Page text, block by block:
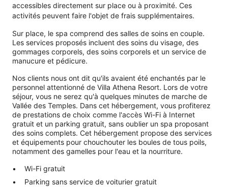
accessibles directement sur place ou à proximité. Ces
activités peuvent faire l'objet de frais supplémentaires.
Sur place, le spa comprend des salles de soins en couple.
Les services proposés incluent des soins du visage, des
gommages corporels, des soins corporels et un service de
manucure et pédicure.
Nos clients nous ont dit qu'ils avaient été enchantés par le
personnel attentionné de Villa Athena Resort. Lors de votre
séjour, vous ne serez qu'à quelques minutes de marche de
Vallée des Temples. Dans cet hébergement, vous profiterez
de prestations de choix comme l'accès Wi-Fi à Internet
gratuit et un parking gratuit, sans oublier un spa proposant
des soins complets. Cet hébergement propose des services
et équipements pour chouchouter les boules de tous poils,
notamment des gamelles pour l'eau et la nourriture.
Wi-Fi gratuit
Parking sans service de voiturier gratuit